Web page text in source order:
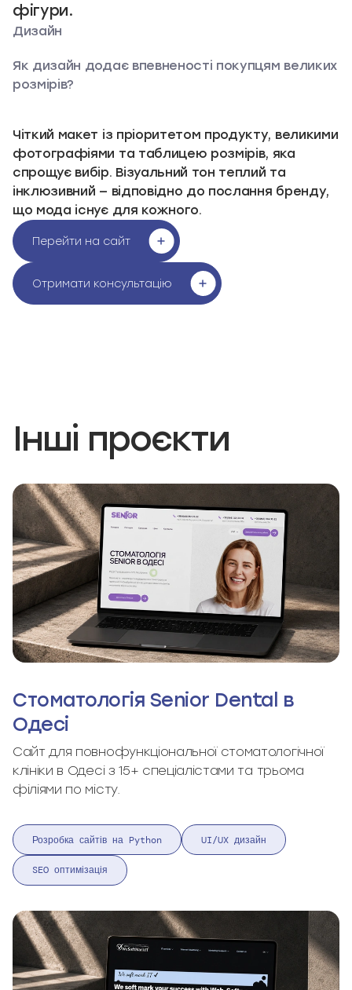
фігури.
Дизайн
Як дизайн додає впевненості покупцям великих
розмірів?
Чіткий макет із пріоритетом продукту, великими
фотографіями та таблицею розмірів, яка
спрощує вибір. Візуальний тон теплий та
інклюзивний — відповідно до послання бренду,
що мода існує для кожного.
Перейти на сайт
Перейти на сайт
Отримати консультацію
Отримати консультацію
Інші проєкти
Стоматологія Senior Dental в
Одесі
Сайт для повнофункціональної стоматологічної
клініки в Одесі з 15+ спеціалістами та трьома
філіями по місту.
Розробка сайтів на Python UI/UX дизайн
SEO оптимізація